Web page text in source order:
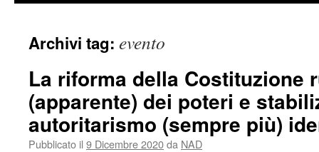
Archivi tag: evento
La riforma della Costituzione
(apparente) dei poteri e
autoritarismo (sempre più)
Pubblicato il 9 Dicembre 2020da NAD